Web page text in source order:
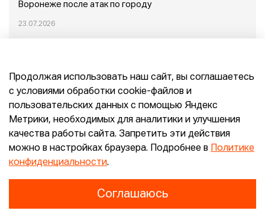
Воронеже после атак по городу
23.07.2026
Конец эпохи маркетплейсов: прогнозы сооснователя
Mr.Doors Максима Валецкого
26.06.2026
КонфиденциальностьСогласие
Продолжая использовать наш сайт, вы соглашаетесь
с условиями обработки cookie-файлов и
пользовательских данных с помощью Яндекс
Метрики, необходимых для аналитики и улучшения
качества работы сайта. Запретить эти действия
можно в настройках браузера. Подробнее в
Политике
конфиденциальности.
Соглашаюсь